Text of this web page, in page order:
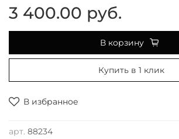
В избранное
арт. 88234
3 400.00 руб.
В корзину
Купить в 1 клик